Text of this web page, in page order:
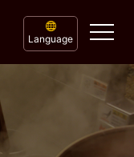
Language